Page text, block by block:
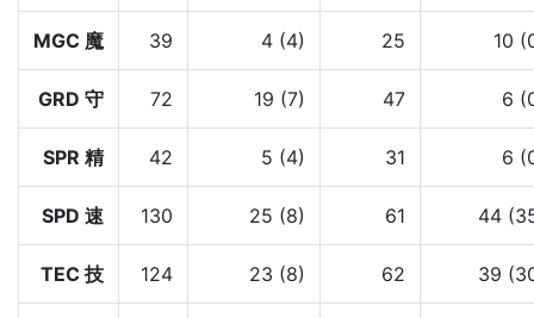
MGC 魔 39 4 (4) 25 10
GRD 守 72 19 (7) 47 6
SPR 精 42 5 (4) 31 6
SPD 速 130 25 (8) 61 44
TEC 技 124 23 (8) 62 39